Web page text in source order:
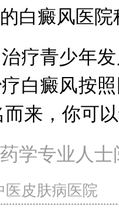
白癜风医院
青少年发
白癜风按
来，你可以
学专业人
医皮肤病医院